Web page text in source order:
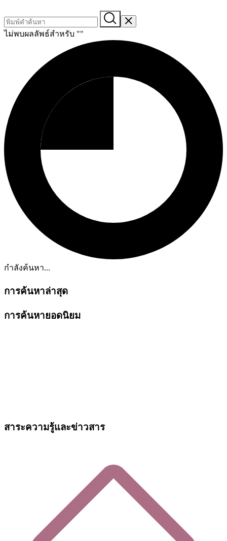
ไม่พบผลลัพธ์สำหรับ ""
กำลังค้นหา...
การค้นหาล่าสุด
การค้นหายอดนิยม
สาระความรู้และข่าวสาร